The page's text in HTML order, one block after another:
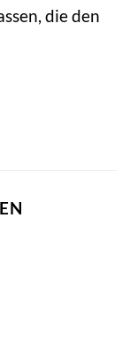
die den